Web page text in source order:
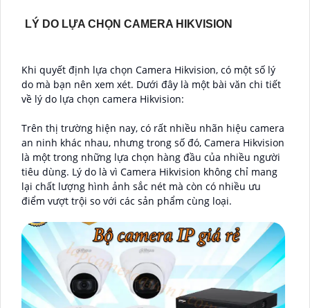
LÝ DO LỰA CHỌN CAMERA HIKVISION
Khi quyết định lựa chọn Camera Hikvision, có một số lý
do mà bạn nên xem xét. Dưới đây là một bài văn chi tiết
về lý do lựa chọn camera Hikvision:
Trên thị trường hiện nay, có rất nhiều nhãn hiệu camera
an ninh khác nhau, nhưng trong số đó, Camera Hikvision
là một trong những lựa chọn hàng đầu của nhiều người
tiêu dùng. Lý do là vì Camera Hikvision không chỉ mang
lại chất lượng hình ảnh sắc nét mà còn có nhiều ưu
điểm vượt trội so với các sản phẩm cùng loại.